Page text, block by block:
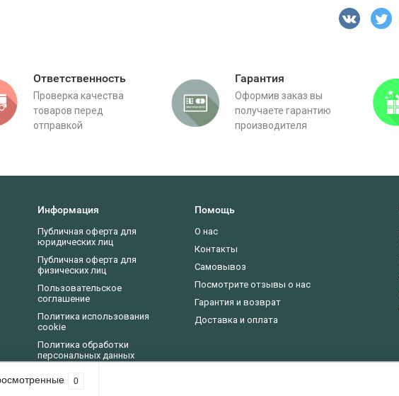
Ответственность
Проверка качества
товаров перед
отправкой
Гарантия
Оформив заказ вы
получаете гарантию
производителя
Информация
Публичная оферта для
юридических лиц
Публичная оферта для
физических лиц
Пользовательское
соглашение
Политика использования
cookie
Политика обработки
персональных данных
Помощь
О нас
Контакты
Самовывоз
Посмотрите отзывы о нас
Гарантия и возврат
Доставка и оплата
0